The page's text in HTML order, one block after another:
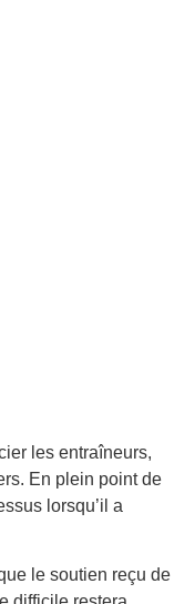
les entraîneurs,
En plein point de
lorsqu’il a
le soutien reçu de